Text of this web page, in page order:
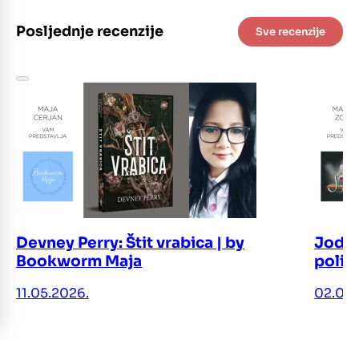
Posljednje recenzije Sve recenzije
Devney Perry: Štit vrabica | by
Bookworm Maja
11.05.2026.
Jodi